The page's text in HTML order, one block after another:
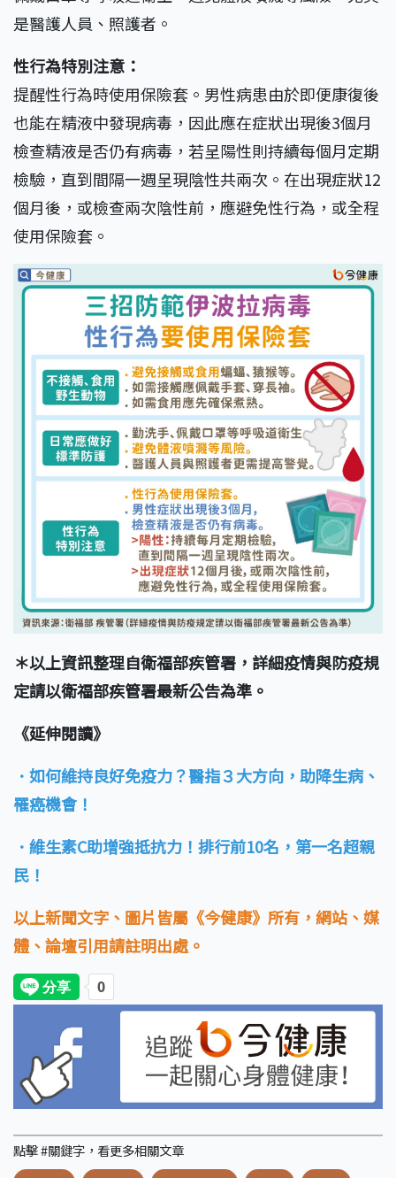
是醫護人員、照護者。
性行為特別注意：
提醒性行為時使用保險套。男性病患由於即便康復後
也能在精液中發現病毒，因此應在症狀出現後3個月
檢查精液是否仍有病毒，若呈陽性則持續每個月定期
檢驗，直到間隔一週呈現陰性共兩次。在出現症狀12
個月後，或檢查兩次陰性前，應避免性行為，或全程
使用保險套。
＊以上資訊整理自衛福部疾管署，詳細疫情與防疫規
定請以衛福部疾管署最新公告為準。
《延伸閱讀》
．如何維持良好免疫力？醫指３大方向，助降生病、
罹癌機會！
．維生素C助增強抵抗力！排行前10名，第一名超親
民！
以上新聞文字、圖片皆屬《今健康》所有，網站、媒
體、論壇引用請註明出處。
點擊 #關鍵字，看更多相關文章